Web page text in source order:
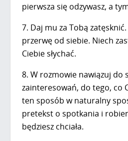
pierwsza się odzywasz, a
7. Daj mu za Tobą
przerwę od siebie. Niech
Ciebie słychać.
8. W rozmowie nawiązuj do
zainteresowań, do tego, co
ten sposób w naturalny
pretekst o spotkania i
będziesz chciała.